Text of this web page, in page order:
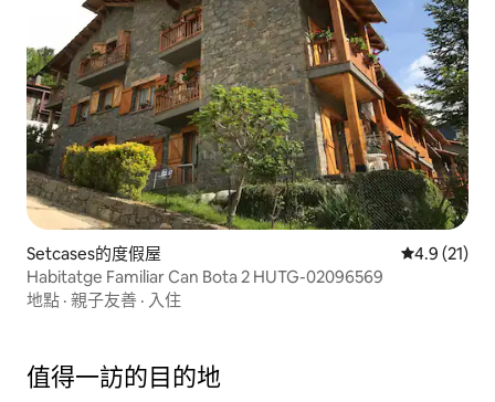
Setcases的度假屋 從 21 則評
4.9 (21)
Habitatge Familiar Can Bota 2 HUTG-02096569
地點 · 親子友善 · 入住
值得一訪的目的地